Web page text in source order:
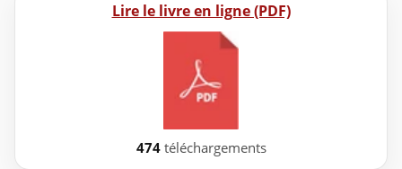
Lire le livre en ligne (PDF)
474téléchargements